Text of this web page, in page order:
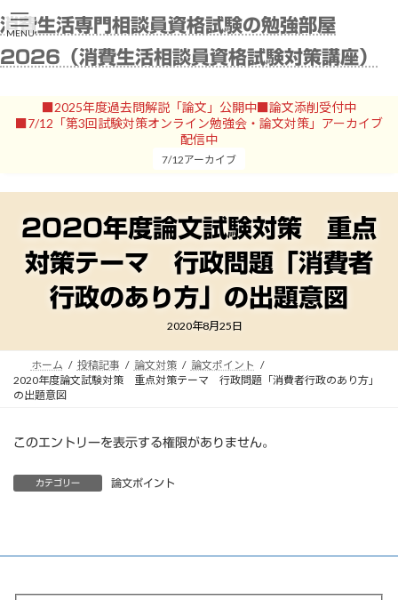
ン
ン
ビ
ー
消費生活専門相談員資格試験の勉強部屋
2026（消費生活相談員資格試験対策講座）
■2025年度過去問解説「論文」公開中■論文添削受付中
■7/12「第3回試験対策オンライン勉強会・論文対策」アーカイブ
配信中
7/12アーカイブ
2020年度論文試験対策 重点
対策テーマ 行政問題「消費者
行政のあり方」の出題意図
2020年8月25日
ホーム 投稿記事 論文対策
論文ポイント
2020年度論文試験対策 重点対策テーマ 行政問題「消費者行政のあり方」
の出題意図
このエントリーを表示する権限がありません。
カテゴリー 論文ポイント
MENU